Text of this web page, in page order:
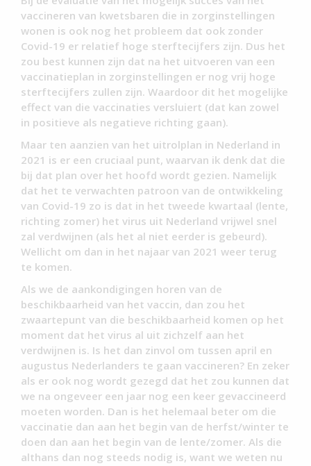
vaccineren van kwetsbaren die in zorginstellingen
wonen is ook nog het probleem dat ook zonder
Covid-19 er relatief hoge sterftecijfers zijn. Dus het
zou best kunnen zijn dat na het uitvoeren van een
vaccinatieplan in zorginstellingen er nog vrij hoge
sterftecijfers zullen zijn. Waardoor dit het mogelijke
effect van die vaccinaties versluiert (dat kan zowel
in positieve als negatieve richting gaan).
Maar ten aanzien van het uitrolplan in Nederland in
2021 is er een cruciaal punt, waarvan ik denk dat die
bij dat plan over het hoofd wordt gezien. Namelijk
dat het te verwachten patroon van de ontwikkeling
van Covid-19 zo is dat in het tweede kwartaal (lente,
richting zomer) het virus uit Nederland vrijwel snel
zal verdwijnen (als het al niet eerder is gebeurd).
Wellicht om dan in het najaar van 2021 weer terug
te komen.
Als we de aankondigingen horen van de
beschikbaarheid van het vaccin, dan zou het
zwaartepunt van die beschikbaarheid komen op het
moment dat het virus al uit zichzelf aan het
verdwijnen is. Is het dan zinvol om tussen april en
augustus Nederlanders te gaan vaccineren? En zeker
als er ook nog wordt gezegd dat het zou kunnen dat
we na ongeveer een jaar nog een keer gevaccineerd
moeten worden. Dan is het helemaal beter om die
vaccinatie dan aan het begin van de herfst/winter te
doen dan aan het begin van de lente/zomer. Als die
althans dan nog steeds nodig is, want we weten nu